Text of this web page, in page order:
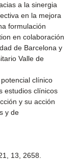
a la sinergia
en la mejora
formulación
en colaboración
de Barcelona y
Valle de
clínico
estudios clínicos
y su acción
y de
13, 2658.